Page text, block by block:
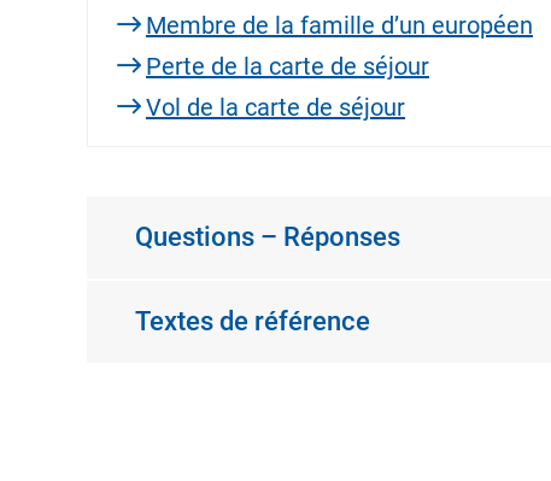
Membre de la famille d’un européen
Perte de la carte de séjour
Vol de la carte de séjour
Questions – Réponses
Textes de référence